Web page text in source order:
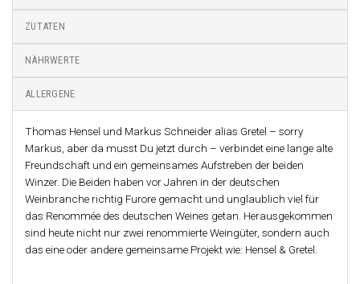
ZUTATEN
NÄHRWERTE
ALLERGENE
Thomas Hensel und Markus Schneider alias Gretel – sorry
Markus, aber da musst Du jetzt durch – verbindet eine lange alte
Freundschaft und ein gemeinsames Aufstreben der beiden
Winzer. Die Beiden haben vor Jahren in der deutschen
Weinbranche richtig Furore gemacht und unglaublich viel für
das Renommée des deutschen Weines getan. Herausgekommen
sind heute nicht nur zwei renommierte Weingüter, sondern auch
das eine oder andere gemeinsame Projekt wie: Hensel & Gretel.